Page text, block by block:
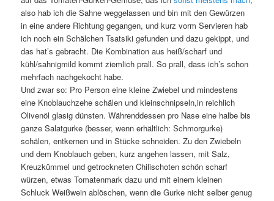
also hab ich die Sahne weggelassen und bin mit den Gewürzen
in eine andere Richtung gegangen, und kurz vorm Servieren hab
ich noch ein Schälchen Tsatsiki gefunden und dazu gekippt, und
das hat’s gebracht. Die Kombination aus heiß/scharf und
kühl/sahnigmild kommt ziemlich prall. So prall, dass ich’s schon
mehrfach nachgekocht habe.
Und zwar so: Pro Person eine kleine Zwiebel und mindestens
eine Knoblauchzehe schälen und kleinschnipseln,in reichlich
Olivenöl glasig dünsten. Währenddessen pro Nase eine halbe bis
ganze Salatgurke (besser, wenn erhältlich: Schmorgurke)
schälen, entkernen und in Stücke schneiden. Zu den Zwiebeln
und dem Knoblauch geben, kurz angehen lassen, mit Salz,
Kreuzkümmel und getrockneten Chilischoten schön scharf
würzen, etwas Tomatenmark dazu und mit einem kleinen
Schluck Weißwein ablöschen, wenn die Gurke nicht selber genug